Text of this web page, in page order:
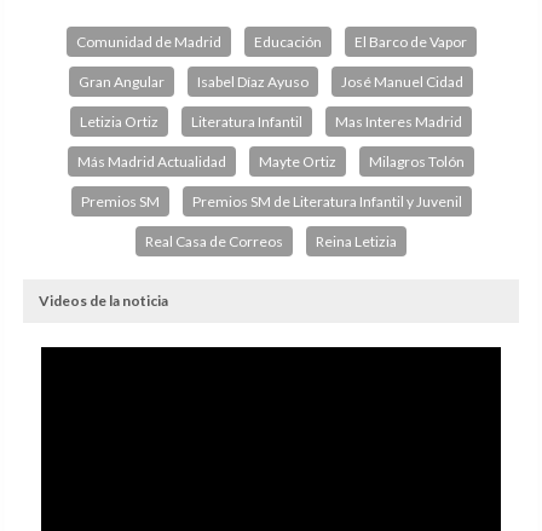
Comunidad de Madrid Educación El Barco de Vapor
Gran Angular Isabel Díaz Ayuso José Manuel Cidad
Letizia Ortiz Literatura Infantil Mas Interes Madrid
Más Madrid Actualidad Mayte Ortiz Milagros Tolón
Premios SM Premios SM de Literatura Infantil y Juvenil
Real Casa de Correos Reina Letizia
Videos de la noticia